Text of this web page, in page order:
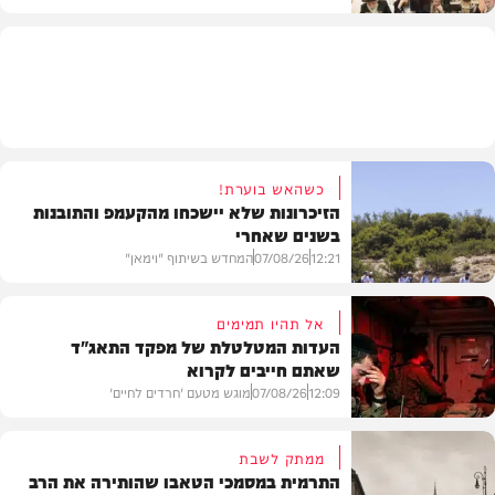
וידאו
כשהאש בוערת!
הזיכרונות שלא יישכחו מהקעמפ והתובנות
בשנים שאחרי
12:21
07/08/26המחדש בשיתוף "וימאן"
אל תהיו תמימים
העדות המטלטלת של מפקד התאג"ד
שאתם חייבים לקרוא
12:09
07/08/26מוגש מטעם 'חרדים לחיים'
ממתק לשבת
התרמית במסמכי הטאבו שהותירה את הרב